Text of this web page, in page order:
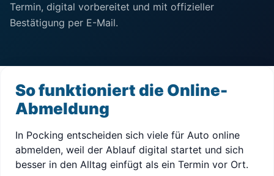
Termin, digital vorbereitet und mit offizieller
Bestätigung per E-Mail.
So funktioniert die Online-
Abmeldung
In Pocking entscheiden sich viele für Auto online
abmelden, weil der Ablauf digital startet und sich
besser in den Alltag einfügt als ein Termin vor Ort.